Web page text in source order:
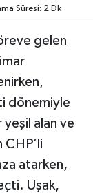
Süresi: 2 Dk
gelen
dönemiyle
yeşil alan ve
atarken,
Uşak,